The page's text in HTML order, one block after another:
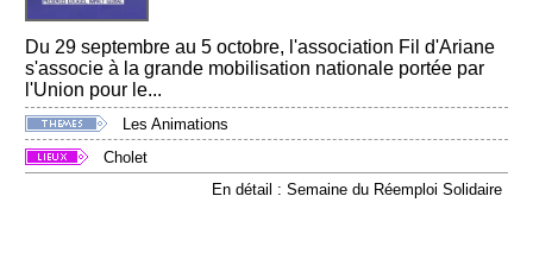
Du 29 septembre au 5 octobre, l'association Fil d'Ariane
s'associe à la grande mobilisation nationale portée par
l'Union pour le...
Les Animations
Cholet
En détail : Semaine du Réemploi Solidaire